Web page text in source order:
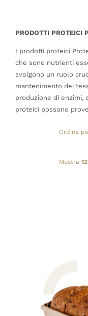
PRODOTTI PROTEICI
I prodotti proteici
che sono nutrienti
svolgono un ruolo
mantenimento dei
produzione di enzimi,
proteici possono
Ordina
Mostra